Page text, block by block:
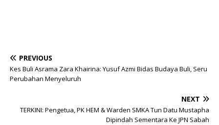
PREVIOUS
Kes Buli Asrama Zara Khairina: Yusuf Azmi Bidas Budaya Buli, Seru
Perubahan Menyeluruh
NEXT
TERKINI: Pengetua, PK HEM & Warden SMKA Tun Datu Mustapha
Dipindah Sementara Ke JPN Sabah